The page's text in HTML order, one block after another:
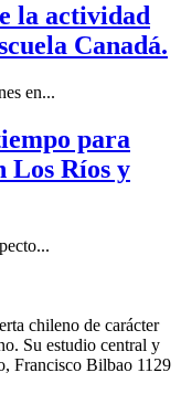
la actividad
Canadá.
en...
para
Los Ríos y
chileno de carácter
Su estudio central y
Francisco Bilbao 1129